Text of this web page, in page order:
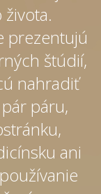
prezentujú
štúdií,
nahradiť
páru,
ani